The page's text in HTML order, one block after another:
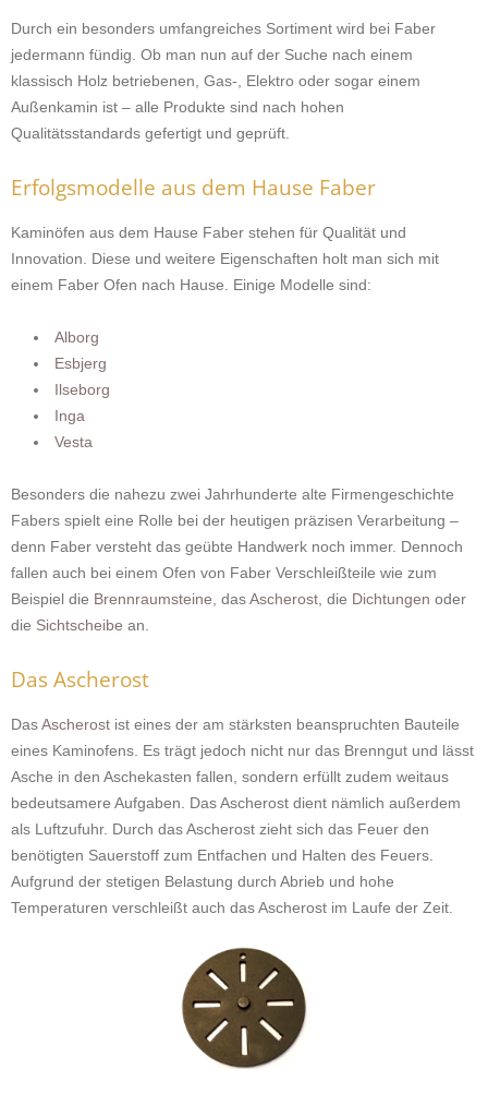
Durch ein besonders umfangreiches Sortiment wird bei Faber
jedermann fündig. Ob man nun auf der Suche nach einem
klassisch Holz betriebenen, Gas-, Elektro oder sogar einem
Außenkamin ist – alle Produkte sind nach hohen
Qualitätsstandards gefertigt und geprüft.
Erfolgsmodelle aus dem Hause Faber
Kaminöfen aus dem Hause Faber stehen für Qualität und
Innovation. Diese und weitere Eigenschaften holt man sich mit
einem Faber Ofen nach Hause. Einige Modelle sind:
Alborg
Esbjerg
Ilseborg
Inga
Vesta
Besonders die nahezu zwei Jahrhunderte alte Firmengeschichte
Fabers spielt eine Rolle bei der heutigen präzisen Verarbeitung –
denn Faber versteht das geübte Handwerk noch immer. Dennoch
fallen auch bei einem Ofen von Faber Verschleißteile wie zum
Beispiel die Brennraumsteine , dasAscherost , die Dichtungen oder
die Sichtscheibe an.
Das Ascherost
DasAscherost ist eines der am stärksten beanspruchten Bauteile
eines Kaminofens. Es trägt jedoch nicht nur das Brenngut und lässt
Asche in den Aschekasten fallen, sondern erfüllt zudem weitaus
bedeutsamere Aufgaben. Das Ascherost dient nämlich außerdem
als Luftzufuhr. Durch das Ascherost zieht sich das Feuer den
benötigten Sauerstoff zum Entfachen und Halten des Feuers.
Aufgrund der stetigen Belastung durch Abrieb und hohe
Temperaturen verschleißt auch das Ascherost im Laufe der Zeit.